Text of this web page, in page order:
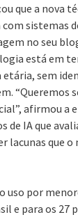
que a nova
com sistemas
no seu
está em
etária, sem
“Queremos
afirmou a
de IA que
lacunas que
uso por
e para os 27